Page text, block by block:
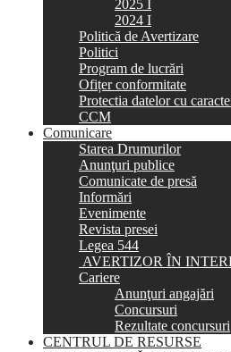
2025 I
2024 I
Politică de Avertizare
Politici
Program de lucrări
Ofițer conformitate
Protectia datelor cu
CCM
Comunicare
Starea Drumurilor
Anunţuri publice
Comunicate de presă
Informări
Evenimente
Revista presei
Legea 544
AVERTIZOR ÎN
Cariere
Anunţuri angajări
Concursuri
Rezultate concursuri
CENTRUL DE RESURSE